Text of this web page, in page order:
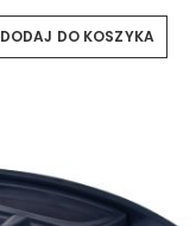
DODAJ DO KOSZYKA